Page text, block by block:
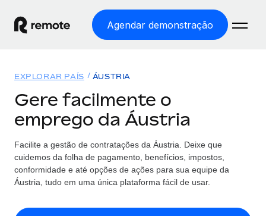
Agendar demonstração
EMPREGO GLOBAL
Processamento Salarial
Processamento salarial fácil e em conformidade
Employer of Record
entidades
Soluções
COBERTURA GLOBAL
Explorador de países
Encontra apoio para emprego global por país
Comparar a Remote
Preçário
EXPLORAR PAÍS ÁUSTRIA
Gere facilmente o
emprego da Áustria
Facilite a gestão de contratações da Áustria. Deixe que
cuidemos da folha de pagamento, benefícios, impostos,
conformidade e até opções de ações para sua equipe da
Áustria, tudo em uma única plataforma fácil de usar.